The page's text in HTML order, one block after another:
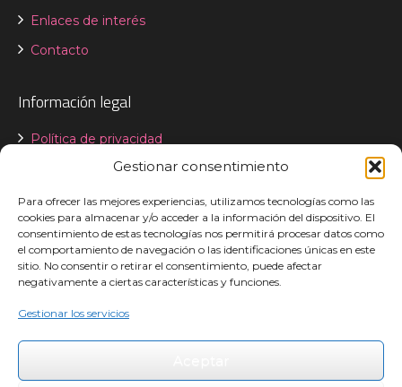
Gestionar consentimiento
Para ofrecer las mejores experiencias, utilizamos tecnologías como las
cookies para almacenar y/o acceder a la información del dispositivo. El
consentimiento de estas tecnologías nos permitirá procesar datos como
el comportamiento de navegación o las identificaciones únicas en este
sitio. No consentir o retirar el consentimiento, puede afectar
negativamente a ciertas características y funciones.
Gestionar los servicios
Enlaces de interés
Contacto
Información legal
Política de privacidad
Declaración de accesibilidad
Política de cookies